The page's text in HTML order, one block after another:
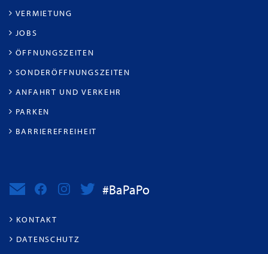
VERMIETUNG
JOBS
ÖFFNUNGSZEITEN
SONDERÖFFNUNGSZEITEN
ANFAHRT UND VERKEHR
PARKEN
BARRIEREFREIHEIT
#BaPaPo
KONTAKT
DATENSCHUTZ